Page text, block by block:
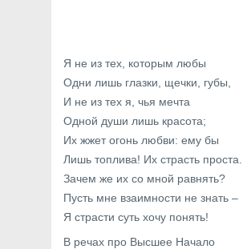
Я не из тех, которым любы
Одни лишь глазки, щечки, губы,
И не из тех я, чья мечта
Одной души лишь красота;
Их жжет огонь любви: ему бы
Лишь топлива! Их страсть проста.
Зачем же их со мной равнять?
Пусть мне взаимности не знать –
Я страсти суть хочу понять!
В речах про Высшее Начало